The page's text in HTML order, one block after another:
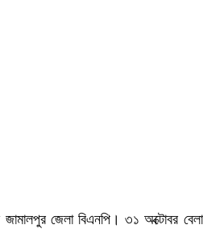
জামালপুর জেলা বিএনপি। ৩১ অক্টোবর